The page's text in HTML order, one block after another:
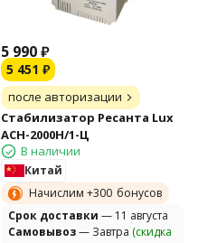
5 990₽
5 451 ₽
после авторизации
Стабилизатор Ресанта Lux
АСН-2000Н/1-Ц
В наличии
Китай
Начислим +300 бонусов
Cрок доставки — 11 августа
Самовывоз— Завтра (скидка